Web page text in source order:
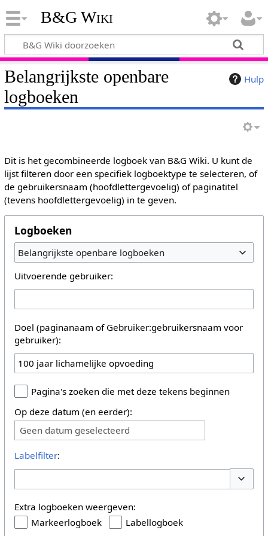
B&G Wiki
Hulp
Belangrijkste openbare
logboeken
Dit is het gecombineerde logboek van B&G Wiki. U kunt de
lijst filteren door een specifiek logboektype te selecteren, of
de gebruikersnaam (hoofdlettergevoelig) of paginatitel
(tevens hoofdlettergevoelig) in te geven.
Logboeken
Belangrijkste openbare logboeken
Uitvoerende gebruiker:
Doel (paginanaam of Gebruiker:gebruikersnaam voor
gebruiker):
Pagina's zoeken die met deze tekens beginnen
Op deze datum (en eerder):
Geen datum geselecteerd
Labelfilter:
Extra logboeken weergeven:
Markeerlogboek
Labellogboek